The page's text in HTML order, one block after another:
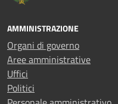
AMMINISTRAZIONE
Organi di governo
Aree amministrative
Uffici
Politici